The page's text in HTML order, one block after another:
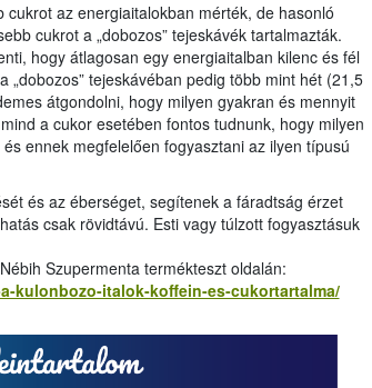
az energiaitalokban mérték, de hasonló
cukrot a „dobozos” tejeskávék tartalmazták.
hogy átlagosan egy energiaitalban kilenc és fél
tejeskávéban pedig több mint hét (21,5
átgondolni, hogy milyen gyakran és mennyit
a cukor esetében fontos tudnunk, hogy milyen
ennek megfelelően fogyasztani az ilyen típusú
és az éberséget, segítenek a fáradtság érzet
csak rövidtávú. Esti vagy túlzott fogyasztásuk
Szupermenta termékteszt oldalán:
kulonbozo-italok-koffein-es-cukortartalma/